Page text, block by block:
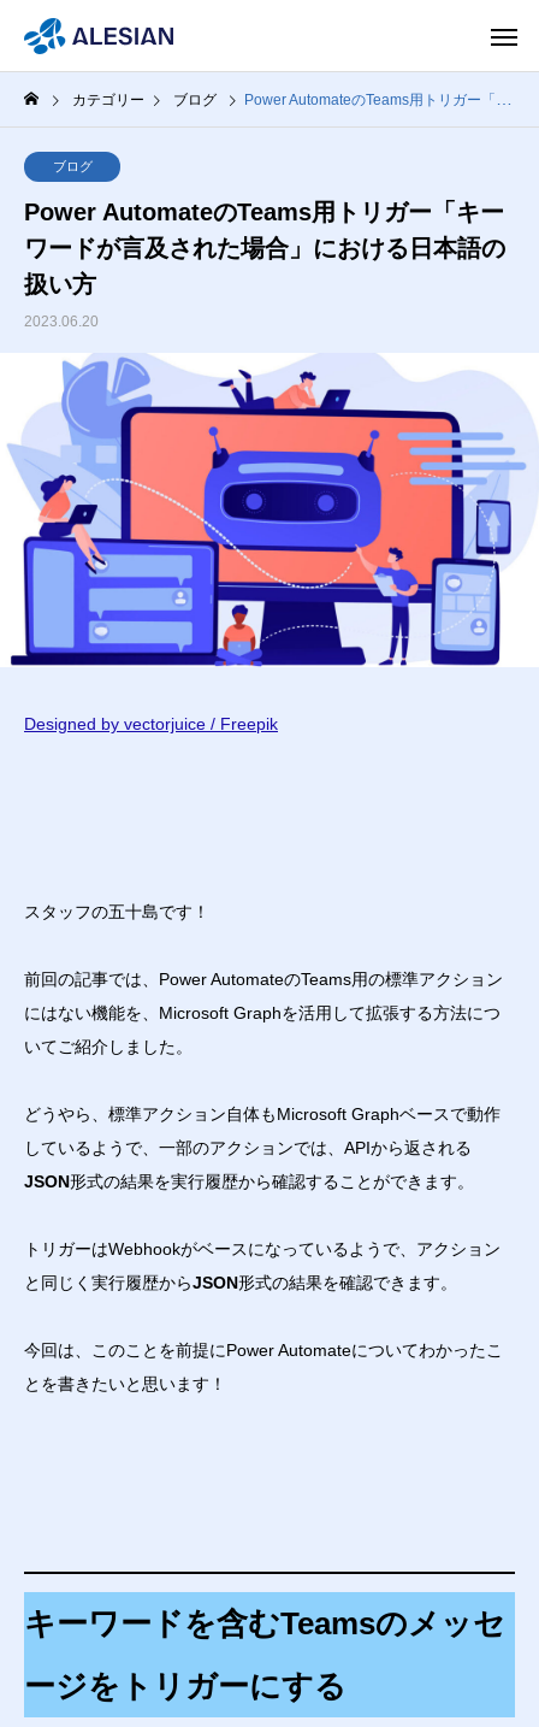
カテゴリー ブログ Power AutomateのTeams用トリガー「キーワードが言及された場合」における日本語の扱い方
ブログ
Power AutomateのTeams用トリガー「キー
ワードが言及された場合」における日本語の
扱い方
2023.06.20
Designed by vectorjuice / Freepik
スタッフの五十島です！
前回の記事では、Power AutomateのTeams用の標準アクション
にはない機能を、Microsoft Graphを活用して拡張する方法につ
いてご紹介しました。
どうやら、標準アクション自体もMicrosoft Graphベースで動作
しているようで、一部のアクションでは、APIから返される
JSON形式の結果を実行履歴から確認することができます。
トリガーはWebhookがベースになっているようで、アクション
と同じく実行履歴からJSON形式の結果を確認できます。
今回は、このことを前提にPower Automateについてわかったこ
とを書きたいと思います！
キーワードを含むTeamsのメッセ
ージをトリガーにする